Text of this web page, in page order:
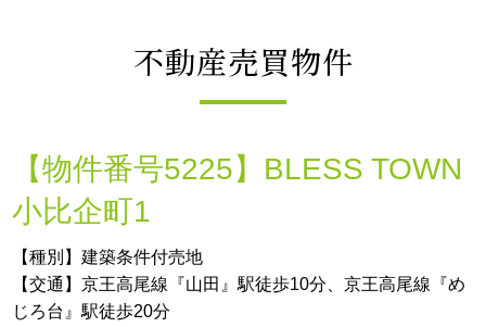
不動産売買物件
【物件番号5225】BLESS TOWN
小比企町1
【種別】建築条件付売地
【交通】京王高尾線『山田』駅徒歩10分、京王高尾線『め
じろ台』駅徒歩20分